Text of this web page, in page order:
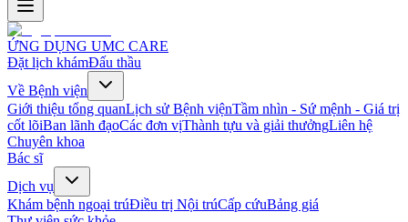
ỨNG DỤNG UMC CARE
Đặt lịch khámĐấu thầu
Về Bệnh viện
Giới thiệu tổng quanLịch sử Bệnh việnTầm nhìn - Sứ mệnh - Giá trị
cốt lõiBan lãnh đạoCác đơn vịThành tựu và giải thưởngLiên hệ
Chuyên khoa
Bác sĩ
Dịch vụ
Khám bệnh ngoại trúĐiều trị Nội trúCấp cứuBảng giá